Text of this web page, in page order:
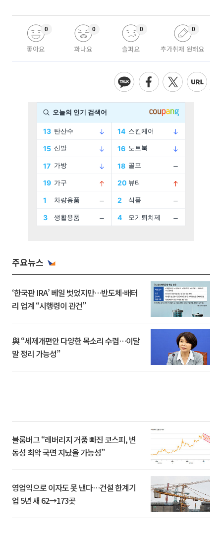
좋아요
0
화나요
0
슬퍼요
0
추가취재 원해요
0
주요뉴스
‘한국판 IRA’ 베일 벗었지만…반도체·배터
리 업계 “시행령이 관건”
與 “세제개편안 다양한 목소리 수렴…이달
말 정리 가능성”
블룸버그 “레버리지 거품 빠진 코스피, 변
동성 최악 국면 지났을 가능성”
영업익으로 이자도 못 낸다…건설 한계기
업 5년 새 62→173곳